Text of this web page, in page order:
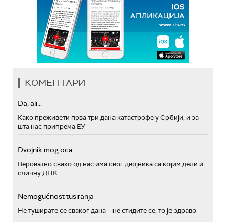
КОМЕНТАРИ
Da, ali...
Како преживети прва три дана катастрофе у Србији, и за
шта нас припрема ЕУ
Dvojnik mog oca
Вероватно свако од нас има свог двојника са којим дели и
сличну ДНК
Nemogućnost tusiranja
Не туширате се сваког дана – не стидите се, то је здраво